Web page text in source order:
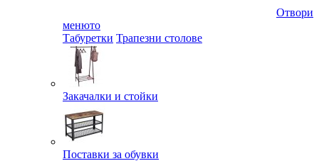
Отвори
менюто
Табуретки Трапезни столове
Закачалки и стойки
Поставки за обувки